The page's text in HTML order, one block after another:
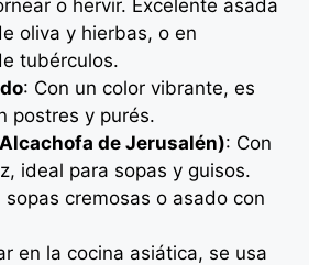
o hervir. Excelente asada
oliva y hierbas, o en
tubérculos.
: Con un color vibrante, es
postres y purés.
de Jerusalén): Con
ideal para sopas y guisos.
sopas cremosas o asado con
en la cocina asiática, se usa